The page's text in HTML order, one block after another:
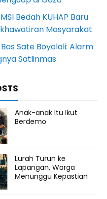
Bedah KUHAP Baru
Masyarakat
Sate Boyolali: Alarm
Satlinmas
Anak-anak Itu Ikut
Berdemo
Lurah Turun ke
Lapangan, Warga
Menunggu Kepastian